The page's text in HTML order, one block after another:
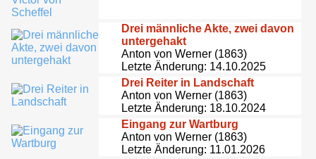
Drei männliche Akte, zwei davon
untergehakt
Anton von Werner (1863)
Letzte Änderung: 14.10.2025
Drei Reiter in Landschaft
Anton von Werner (1863)
Letzte Änderung: 18.10.2024
Eingang zur Wartburg
Anton von Werner (1863)
Letzte Änderung: 11.01.2026